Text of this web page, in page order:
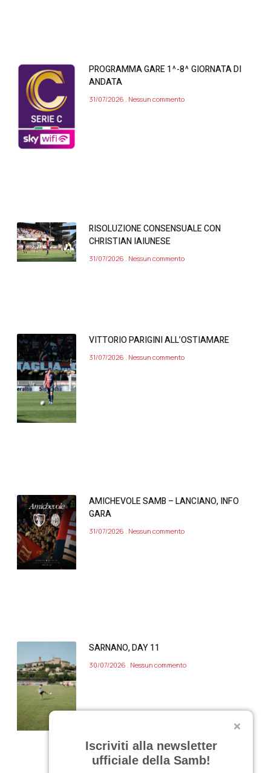
PROGRAMMA GARE 1^-8^ GIORNATA DI
ANDATA
31/07/2026 Nessun commento
RISOLUZIONE CONSENSUALE CON
CHRISTIAN IAIUNESE
31/07/2026 Nessun commento
VITTORIO PARIGINI ALL’OSTIAMARE
31/07/2026 Nessun commento
AMICHEVOLE SAMB – LANCIANO, INFO
GARA
31/07/2026 Nessun commento
SARNANO, DAY 11
30/07/2026 Nessun commento
Iscriviti alla newsletter
ufficiale della Samb!